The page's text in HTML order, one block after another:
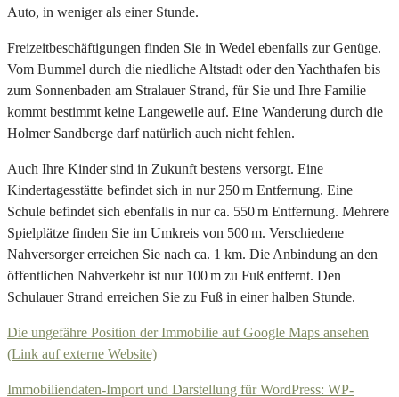
Auto, in weniger als einer Stunde.
Freizeitbeschäftigungen finden Sie in Wedel ebenfalls zur Genüge.
Vom Bummel durch die niedliche Altstadt oder den Yachthafen bis
zum Sonnenbaden am Stralauer Strand, für Sie und Ihre Familie
kommt bestimmt keine Langeweile auf. Eine Wanderung durch die
Holmer Sandberge darf natürlich auch nicht fehlen.
Auch Ihre Kinder sind in Zukunft bestens versorgt. Eine
Kindertagesstätte befindet sich in nur 250 m Entfernung. Eine
Schule befindet sich ebenfalls in nur ca. 550 m Entfernung. Mehrere
Spielplätze finden Sie im Umkreis von 500 m. Verschiedene
Nahversorger erreichen Sie nach ca. 1 km. Die Anbindung an den
öffentlichen Nahverkehr ist nur 100 m zu Fuß entfernt. Den
Schulauer Strand erreichen Sie zu Fuß in einer halben Stunde.
Die ungefähre Position der Immobilie auf Google Maps ansehen
(Link auf externe Website)
Immobiliendaten-Import und Darstellung für WordPress: WP-